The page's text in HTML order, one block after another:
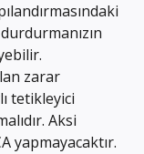
zarar
tetikleyici
Aksi
yapmayacaktır.